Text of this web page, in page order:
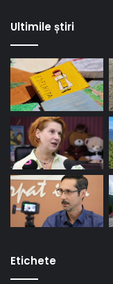
Ultimile știri
Etichete